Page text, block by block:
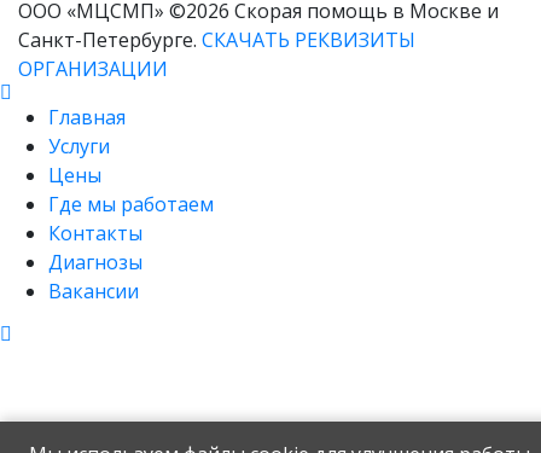
ООО «МЦСМП» ©2026 Скорая помощь в Москве и
Санкт-Петербурге. СКАЧАТЬ РЕКВИЗИТЫ
ОРГАНИЗАЦИИ
Главная
Услуги
Цены
Где мы работаем
Контакты
Диагнозы
Вакансии